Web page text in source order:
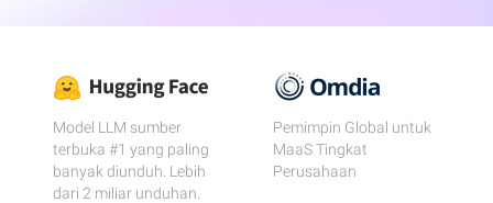
Model LLM sumber
terbuka #1 yang paling
banyak diunduh. Lebih
dari 2 miliar unduhan.
Pemimpin Global untuk
MaaS Tingkat
Perusahaan